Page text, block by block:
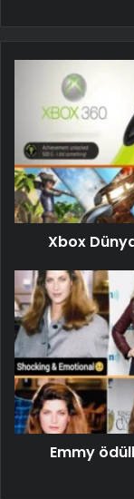
Xbox
Emmy